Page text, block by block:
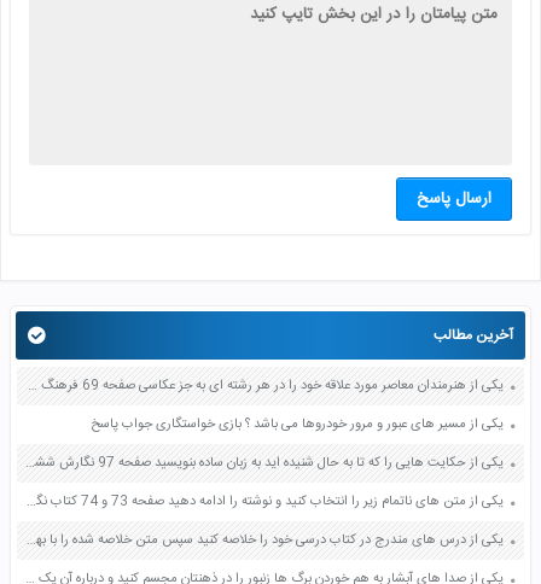
ارسال پاسخ
آخرین مطالب
یکی از هنرمندان معاصر مورد علاقه خود را در هر رشته ای به جز عکاسی صفحه 69 فرهنگ و هنر نهم
یکی از مسیر های عبور و مرور خودروها می باشد ؟ بازی خواستگاری جواب پاسخ
یکی از حکایت هایی را که تا به حال شنیده اید به زبان ساده بنویسید صفحه 97 نگارش ششم دبستان
یکی از متن های ناتمام زیر را انتخاب کنید و نوشته را ادامه دهید صفحه 73 و 74 کتاب نگارش فارسی پنجم دبستان
یکی از درس های مندرج در کتاب درسی خود را خلاصه کنید سپس متن خلاصه شده را با بهره گیری از روش های دسته بندی نمودار جدول نقشه مفهومی نشان دهید صفحه 118 نگارش یازدهم
یکی از صدا های آبشار به هم خوردن برگ ها زنبور را در ذهنتان مجسم کنید و درباره آن یک بند بنویسید صفحه 11 نگارش پنجم